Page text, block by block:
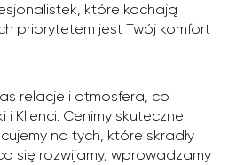
które kochają
priorytetem jest Twój komfort
relacje i atmosfera, co
Klienci. Cenimy skuteczne
na tych, które skradły
się rozwijamy, wprowadzamy